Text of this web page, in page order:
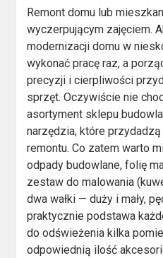
Remont domu lub
wyczerpującym zajęciem.
modernizacji domu w
wykonać pracę raz, a
precyzji i cierpliwości
sprzęt. Oczywiście nie
asortyment sklepu
narzędzia, które
remontu. Co zatem warto
odpady budowlane, folię
zestaw do malowania
dwa wałki — duży i mały,
praktycznie podstawa
do odświeżenia kilka
odpowiednią ilość